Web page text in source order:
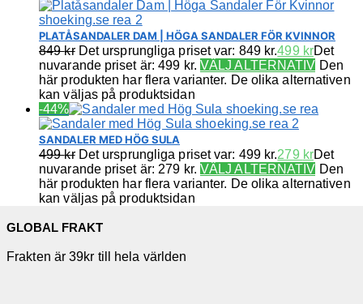
PLATÅSANDALER DAM | HÖGA SANDALER FÖR KVINNOR
849kr Det ursprungliga priset var: 849 kr.499 krDet
nuvarande priset är: 499 kr. VÄLJ ALTERNATIV Den
här produkten har flera varianter. De olika alternativen
kan väljas på produktsidan
-44%
SANDALER MED HÖG SULA
499kr Det ursprungliga priset var: 499 kr.279 krDet
nuvarande priset är: 279 kr. VÄLJ ALTERNATIV Den
här produkten har flera varianter. De olika alternativen
kan väljas på produktsidan
GLOBAL FRAKT
Frakten är 39kr till hela världen